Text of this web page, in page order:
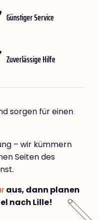
Günstiger Service
Zuverlässige Hilfe
sorgen für einen
– wir kümmern
Seiten des
aus, dann planen
nach Lille!